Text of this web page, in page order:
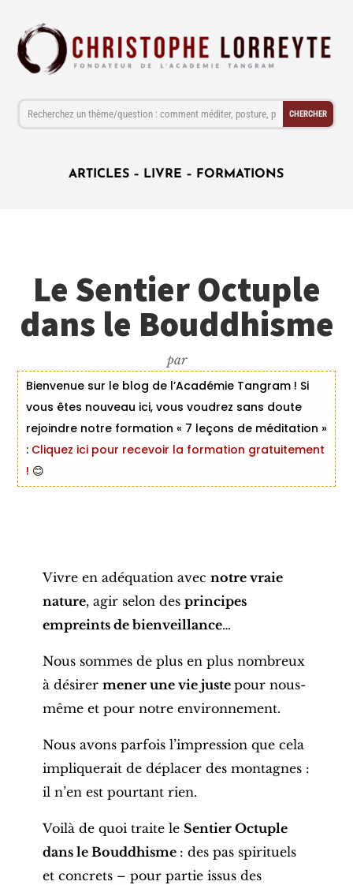
ARTICLES – LIVRE – FORMATIONS
Le Sentier Octuple
dans le Bouddhisme
par
Bienvenue sur le blog de l’Académie Tangram ! Si
vous êtes nouveau ici, vous voudrez sans doute
rejoindre notre formation « 7 leçons de méditation »
:Cliquez ici pour recevoir la formation gratuitement
! 😊
Vivre en adéquation avec notre vraie
nature, agir selon des principes
empreints de bienveillance…
Nous sommes de plus en plus nombreux
à désirer mener une vie juste pour nous-
même et pour notre environnement.
Nous avons parfois l’impression que cela
impliquerait de déplacer des montagnes :
il n’en est pourtant rien.
Voilà de quoi traite le Sentier Octuple
dans le Bouddhisme : des pas spirituels
et concrets – pour partie issus des